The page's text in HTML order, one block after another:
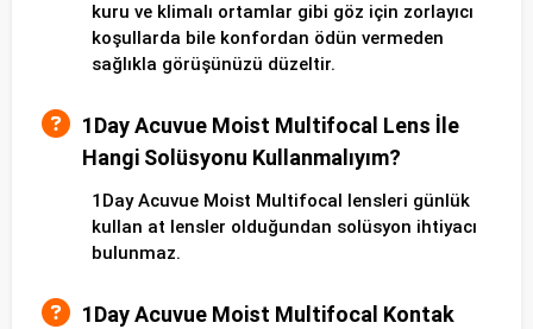
kuru ve klimalı ortamlar gibi göz için zorlayıcı
koşullarda bile konfordan ödün vermeden
sağlıkla görüşünüzü düzeltir.
1Day Acuvue Moist Multifocal Lens İle
Hangi Solüsyonu Kullanmalıyım?
1Day Acuvue Moist Multifocal lensleri günlük
kullan at lensler olduğundan solüsyon ihtiyacı
bulunmaz.
1Day Acuvue Moist Multifocal Kontak